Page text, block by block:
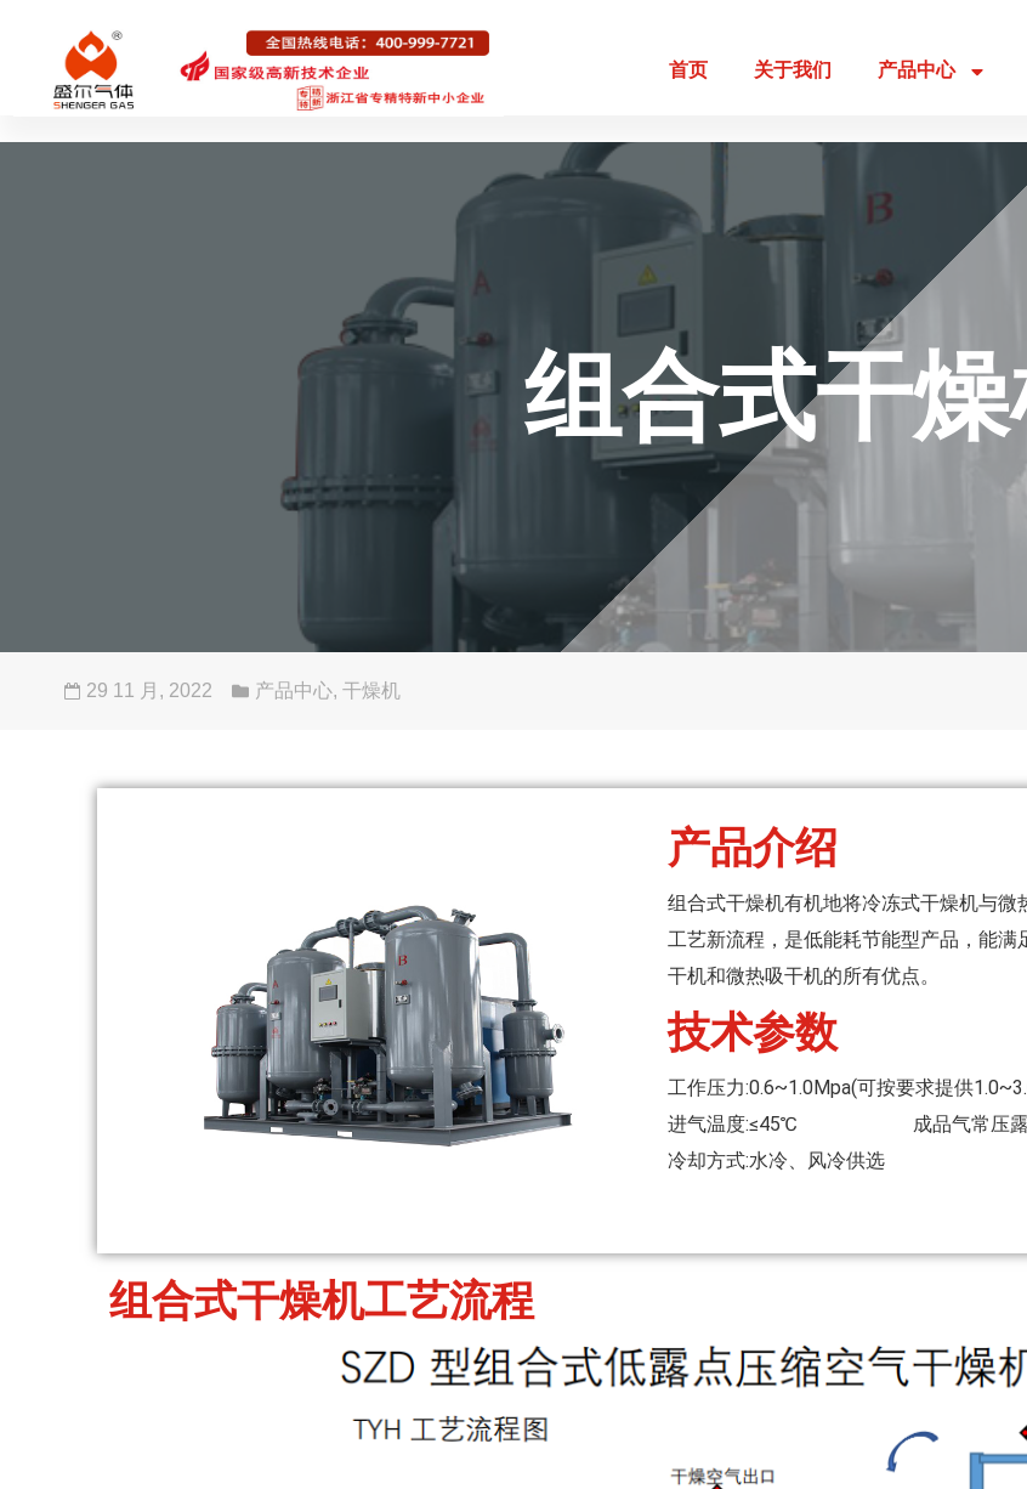
首页 关于我们 产品中心
组合式干
29 11 月, 2022 产品中心, 干燥机
产品介绍
组合式干燥机有机地将冷冻式干燥机与
工艺新流程，是低能耗节能型产品，能
干机和微热吸干机的所有优点。
技术参数
工作压力:0.6~1.0Mpa(可按要求提
进气温度:≤45℃ 成品气常
冷却方式:水冷、风冷供选
组合式干燥机工艺流程